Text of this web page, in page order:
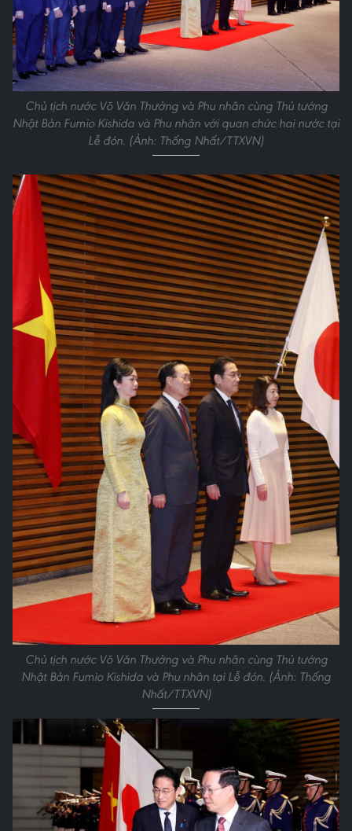
Chủ tịch nước Võ Văn Thưởng và Phu nhân cùng Thủ tướng
Nhật Bản Fumio Kishida và Phu nhân với quan chức hai nước tại
Lễ đón. (Ảnh: Thống Nhất/TTXVN)
Chủ tịch nước Võ Văn Thưởng và Phu nhân cùng Thủ tướng
Nhật Bản Fumio Kishida và Phu nhân tại Lễ đón. (Ảnh: Thống
Nhất/TTXVN)